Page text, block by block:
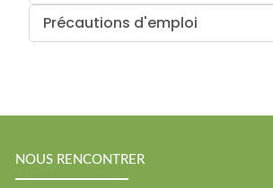
Précautions d'emploi
NOUS RENCONTRER